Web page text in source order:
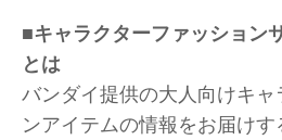
■キャラクターファッション
とは
バンダイ提供の大人向けキャ
ンアイテムの情報をお届け